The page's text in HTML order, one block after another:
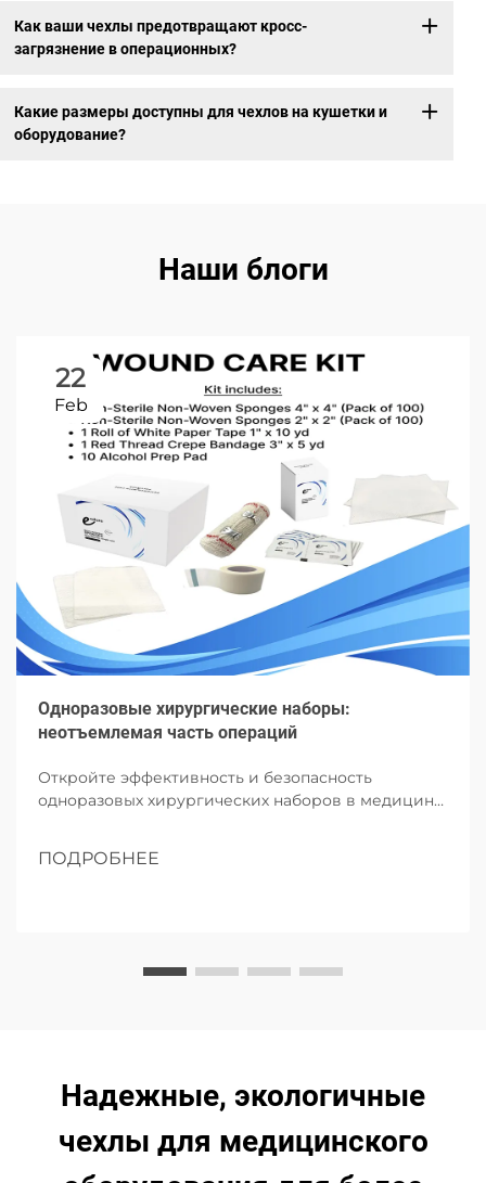
Как ваши чехлы предотвращают кросс-
загрязнение в операционных?
Какие размеры доступны для чехлов на кушетки и
оборудование?
Наши блоги
22
Feb
Одноразовые хирургические наборы:
неотъемлемая часть операций
Откройте эффективность и безопасность
одноразовых хирургических наборов в медицине.
ПОДРОБНЕЕ
Надежные, экологичные
чехлы для медицинского